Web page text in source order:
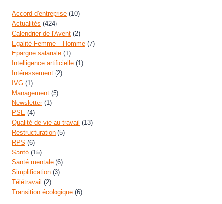
Accord d'entreprise (10)
Actualités (424)
Calendrier de l'Avent (2)
Egalité Femme – Homme (7)
Epargne salariale (1)
Intelligence artificielle (1)
Intéressement (2)
IVG (1)
Management (5)
Newsletter(1)
PSE (4)
Qualité de vie au travail (13)
Restructuration (5)
RPS (6)
Santé (15)
Santé mentale (6)
Simplification (3)
Télétravail (2)
Transition écologique (6)